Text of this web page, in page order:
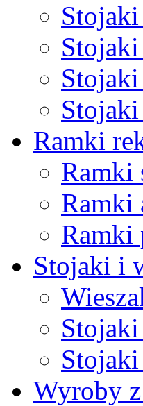
Ramki
Ramki
Ramki
Ramki
Stojaki i
Wyroby